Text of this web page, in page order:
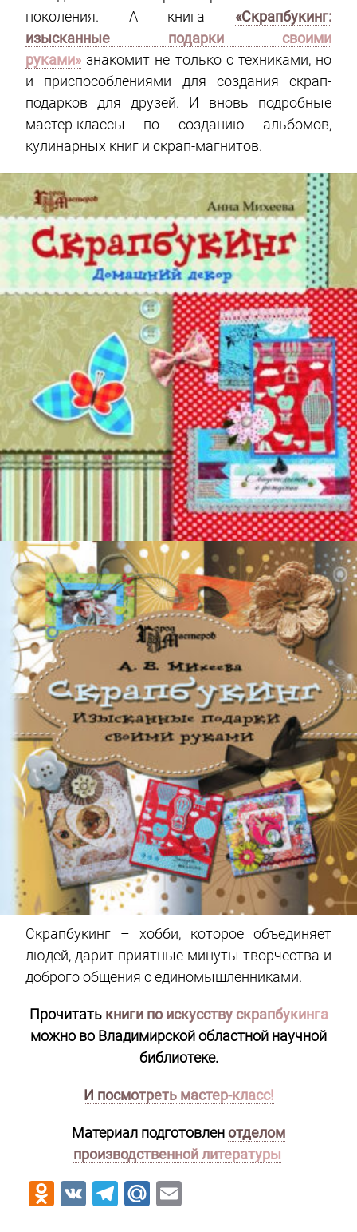
поколения. А книга «Скрапбукинг:
изысканные подарки своими
руками» знакомит не только с техниками, но
и приспособлениями для создания скрап-
подарков для друзей. И вновь подробные
мастер-классы по созданию альбомов,
кулинарных книг и скрап-магнитов.
Скрапбукинг – хобби, которое объединяет
людей, дарит приятные минуты творчества и
доброго общения с единомышленниками.
Прочитать книги по искусству скрапбукинга
можно во Владимирской областной научной
библиотеке.
И посмотреть мастер-класс!
Материал подготовленотделом
производственной литературы
Odnoklassniki
VK Telegram
Mail.Ru